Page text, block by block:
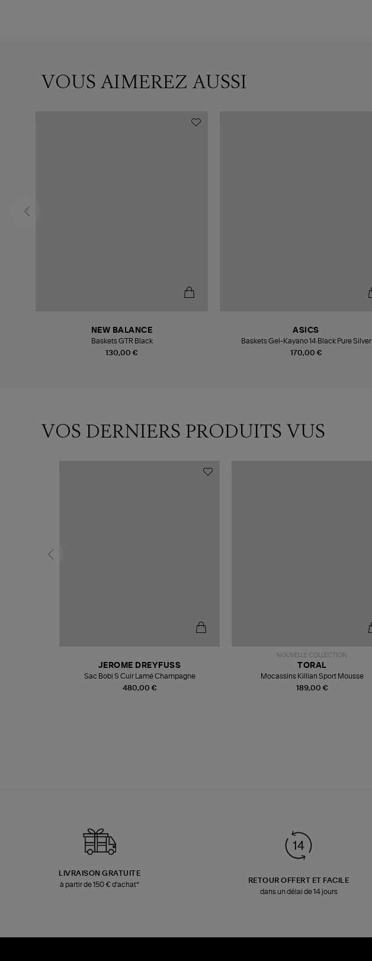
VOUS AIMEREZ AUSSI
130,00 €
NEW BALANCE
Baskets GTR Black
170,00 €
ASICS
Baskets Gel-Kayano 14 Black Pure Silver
VOS DERNIERS PRODUITS VUS
480,00 €
JEROME DREYFUSS
Sac Bobi S Cuir Lamé Champagne
NOUVELLE COLLECTION
189,00 €
TORAL
Mocassins Killian Sport Mousse
LIVRAISON GRATUITE
à partir de 150 € d'achat*
RETOUR OFFERT ET FACILE
dans un délai de 14 jours